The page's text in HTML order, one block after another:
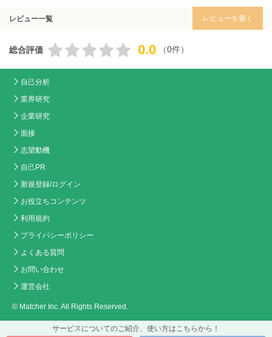
レビュー一覧 レビューを書く
総合評価 0.0 （0件）
サービスについてのご紹介、使い方はこちらから！
自己分析
業界研究
企業研究
面接
志望動機
自己PR
新規登録/ログイン
お役立ちコンテンツ
利用規約
プライバシーポリシー
よくある質問
お問い合わせ
運営会社
© Matcher Inc. All Rights Reserved.